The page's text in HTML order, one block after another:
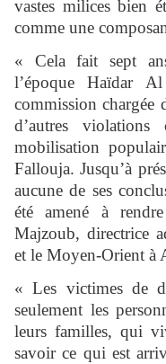
vastes milices bien
comme une
« Cela fait sept
l’époque Haïdar
commission chargée
d’autres
mobilisation
Fallouja. Jusqu’à
aucune de ses
été amené à
Majzoub, directrice
et le Moyen-Orient à
« Les victimes de
seulement les
leurs familles, qui
savoir ce qui est